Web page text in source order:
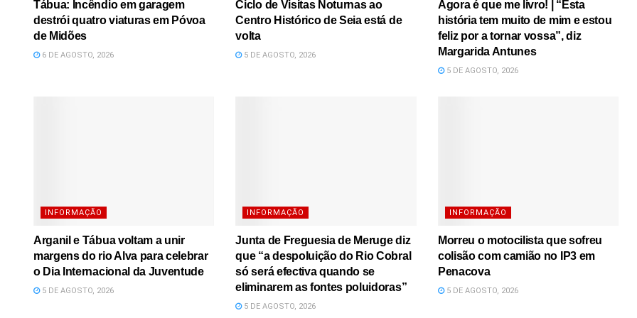
Tábua: Incêndio em garagem
destrói quatro viaturas em Póvoa
de Midões
6 DE AGOSTO, 2026
Ciclo de Visitas Noturnas ao
Centro Histórico de Seia está de
volta
5 DE AGOSTO, 2026
Agora é que me livro! | “Esta
história tem muito de mim e estou
feliz por a tornar vossa”, diz
Margarida Antunes
5 DE AGOSTO, 2026
INFORMAÇÃO
Arganil e Tábua voltam a unir
margens do rio Alva para celebrar
o Dia Internacional da Juventude
5 DE AGOSTO, 2026
INFORMAÇÃO
Junta de Freguesia de Meruge diz
que “a despoluição do Rio Cobral
só será efectiva quando se
eliminarem as fontes poluidoras”
5 DE AGOSTO, 2026
INFORMAÇÃO
Morreu o motocilista que sofreu
colisão com camião no IP3 em
Penacova
5 DE AGOSTO, 2026